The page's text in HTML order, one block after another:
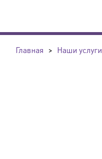
Главная > Наши услуги